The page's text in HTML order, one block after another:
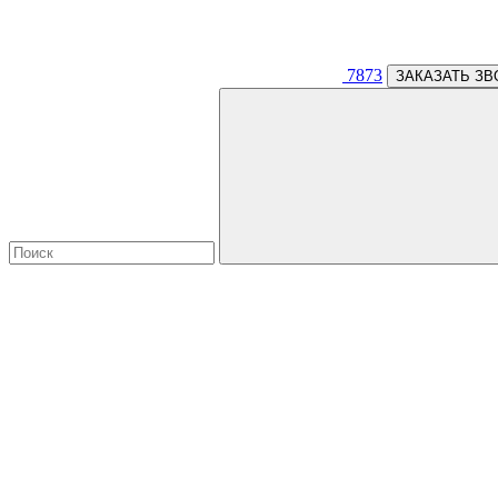
7873 ЗАКАЗАТЬ